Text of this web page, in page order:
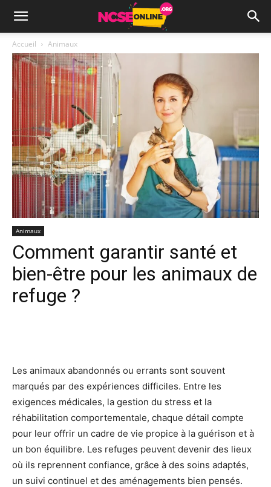
Accueil Animaux
Animaux
Comment garantir santé et
bien-être pour les animaux de
refuge ?
Les animaux abandonnés ou errants sont souvent
marqués par des expériences difficiles. Entre les
exigences médicales, la gestion du stress et la
réhabilitation comportementale, chaque détail compte
pour leur offrir un cadre de vie propice à la guérison et à
un bon équilibre. Les refuges peuvent devenir des lieux
où ils reprennent confiance, grâce à des soins adaptés,
un suivi continuel et des aménagements bien pensés.